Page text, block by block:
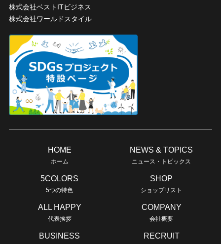
株式会社ベストITビジネス
株式会社ワールドスタイル
HOME
ホーム
NEWS & TOPICS
ニュース・トピックス
5COLORS
5つの特色
SHOP
ショップリスト
ALL HAPPY
代表挨拶
COMPANY
会社概要
BUSINESS RECRUIT